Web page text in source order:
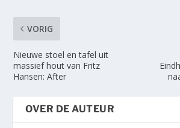
VORIG
Nieuwe stoel en tafel uit
massief hout van Fritz
Hansen: After
OVER DE AUTEUR